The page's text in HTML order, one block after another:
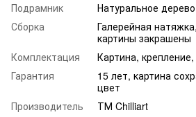
Подрамник
Натуральное
Сборка
Галерейная
картины закрашены
Комплектация
Картина, крепление,
Гарантия
15 лет, картина
цвет
Производитель
ТМ Chilliart